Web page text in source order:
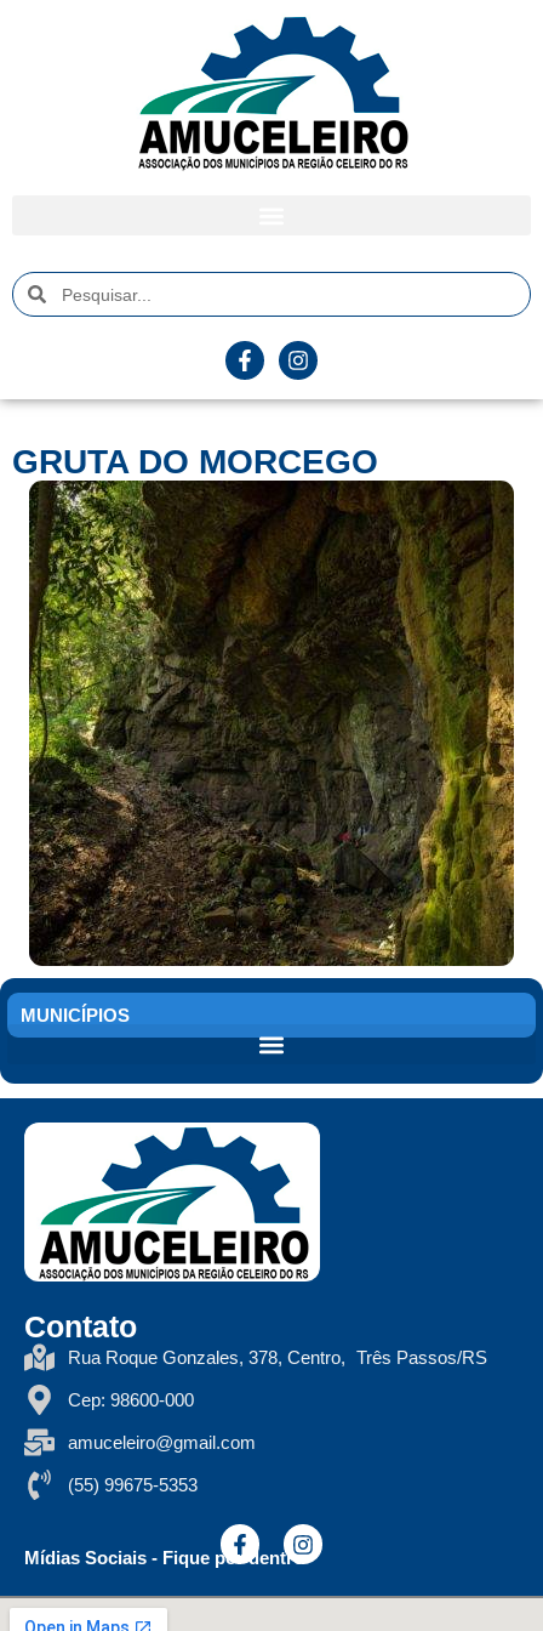
GRUTA DO MORCEGO
MUNICÍPIOS
Contato
Rua Roque Gonzales, 378, Centro, Três Passos/RS
Cep: 98600-000
amuceleiro@gmail.com
(55) 99675-5353
Mídias Sociais - Fique por dentro